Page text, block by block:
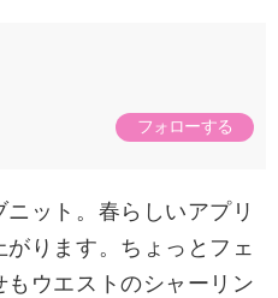
フォローする
ニット。春らしいアプリ
ります。ちょっとフェ
もウエストのシャーリン